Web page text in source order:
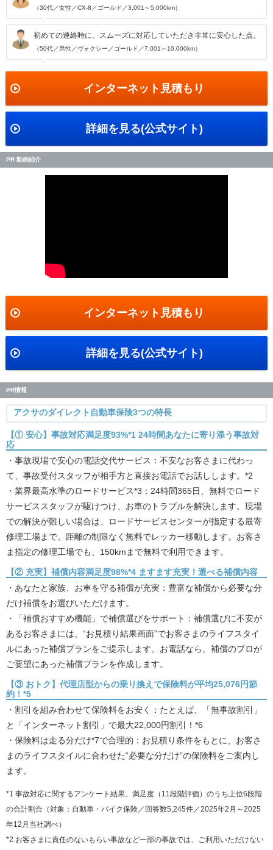
（30代／女性／CX-8／ゴールド／3,001～5,000km）
初めての連絡時に、スムーズに対応していただき非常に安心した点。
（50代／男性／ヴォクシー／ゴールド／7,001～10,000km）
インターネット見積もり
詳細を見る(公式サイト)
PR 動画紹介
インターネット見積もり
詳細を見る(公式サイト)
PR情報
アクサのダイレクト自動車保険3つの特長
【① 安心】事故対応満足度93%*1 24時間あなたに寄り添う事故対
応
・事故現場で安心の電話交代サービス：不安なお客さまに代わっ
て、事故受付スタッフが相手方と直接お電話でお話しします。*2
・業界最高水準のロードサービス*3：24時間365日、無料でロード
サービススタッフが駆けつけ、お車のトラブルを解決します。現場
での解決が難しい場合は、ロードサービスセンターが指定する最寄
修理工場まで、距離の制限なく無料でレッカー移動します。お客さ
ま指定の修理工場でも、150kmまで無料で利用できます。
【② 充実】補償内容満足度98%*4 ますます充実！選べる補償内容
・あなたと家族、お車を守る補償が充実：豊富な補償から必要な分
だけ補償をお選びいただけます。
・「補償おすすめ機能」で補償選びをサポート：補償選びに不安が
あるお客さまには、“お見積り結果画面”でお客さまのライフスタイ
ルにあった補償プランをご提示します。お電話なら、補償のプロが
ご要望にあった補償プランを作成します。
【③ おトク】代理店型からの乗り換えで保険料が平均25,076円節
約！*5
・割引を組み合わせて保険料をお安く：たとえば、「無事故割引」
と「インターネット割引」で最大22,000円割引！*6
・保険料は走る分だけ*7で合理的：お見積り条件をもとに、お客さ
まのライフスタイルに合わせた“必要な分だけ”の保険料をご案内し
ます。
*1 事故対応に関するアンケート結果。満足度（11段階評価）のうち上位6段階
の合計割合（対象：自動車・バイク保険／回答数5,245件／2025年2月～2025
年12月当社調べ）
*2 お客さまに責任のないもらい事故など一部の事故では、ご利用いただけない